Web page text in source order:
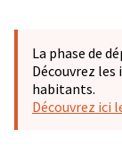
La phase de
Découvrez
habitants.
Découvrez ici